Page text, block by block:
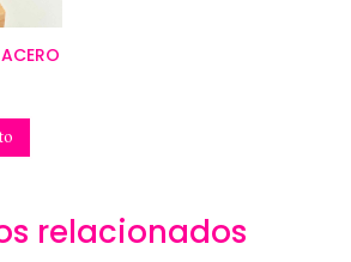
relacionados